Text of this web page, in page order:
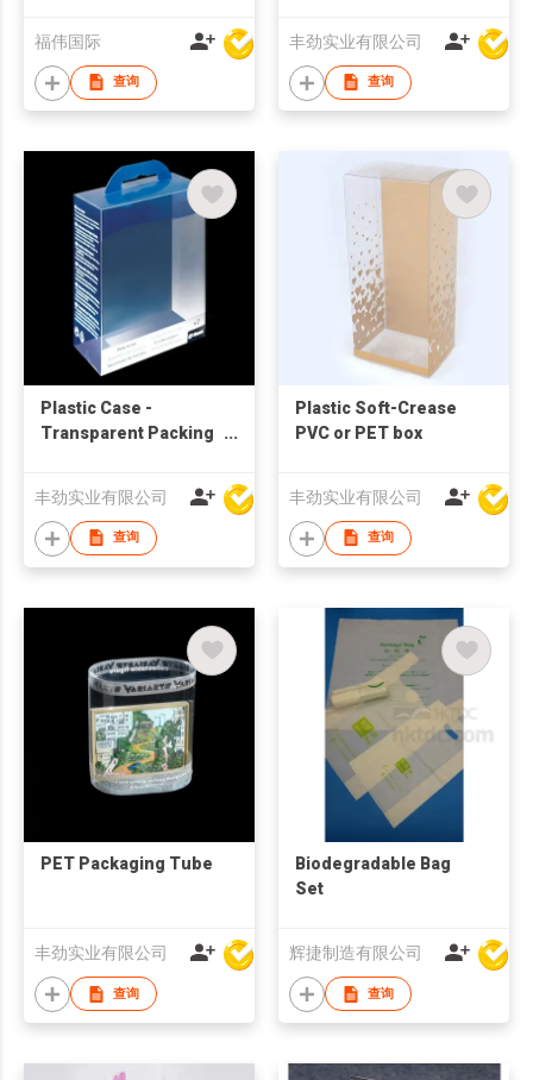
福伟国际
查询
丰劲实业有限公司
查询
Plastic Case -
Transparent Packing
丰劲实业有限公司
查询
Plastic Soft-Crease
PVC or PET box
丰劲实业有限公司
查询
PET Packaging Tube
丰劲实业有限公司
查询
Biodegradable Bag
Set
辉捷制造有限公司
查询